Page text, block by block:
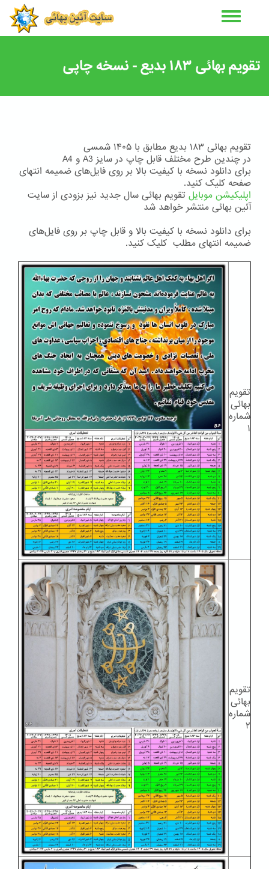
تقویم بهائی ۱۸۳ بدیع - نسخه چاپی
تقویم بهائی ۱۸۳ بدیع مطابق با ۱۴۰۵ شمسی
در چندین طرح مختلف قابل چاپ در سایز A3 و A4
برای دانلود نسخه با کیفیت بالا بر روی فایل‌های ضمیمه انتهای
صفحه کلیک کنید.
اپلیکیشن موبایل تقویم بهائی سال جدید نیز بزودی از سایت
آئین بهائی منتشر خواهد شد
برای دانلود نسخه با کیفیت بالا و قابل چاپ بر روی فایل‌های
ضمیمه انتهای مطلب کلیک کنید.
تقویم
بهائی
شماره
۱
تقویم
بهائی
شماره
۲